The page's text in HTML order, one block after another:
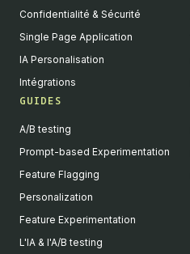
Confidentialité & Sécurité
Single Page Application
IA Personalisation
Intégrations
GUIDES
A/B testing
Prompt-based Experimentation
Feature Flagging
Personalization
Feature Experimentation
L'IA & l'A/B testing